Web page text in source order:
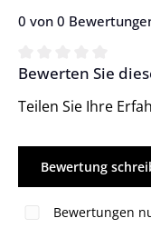
0 von 0
Durchschnittliche
Bewerten Sie
Teilen Sie Ihre
Bewertung
Bewertungen